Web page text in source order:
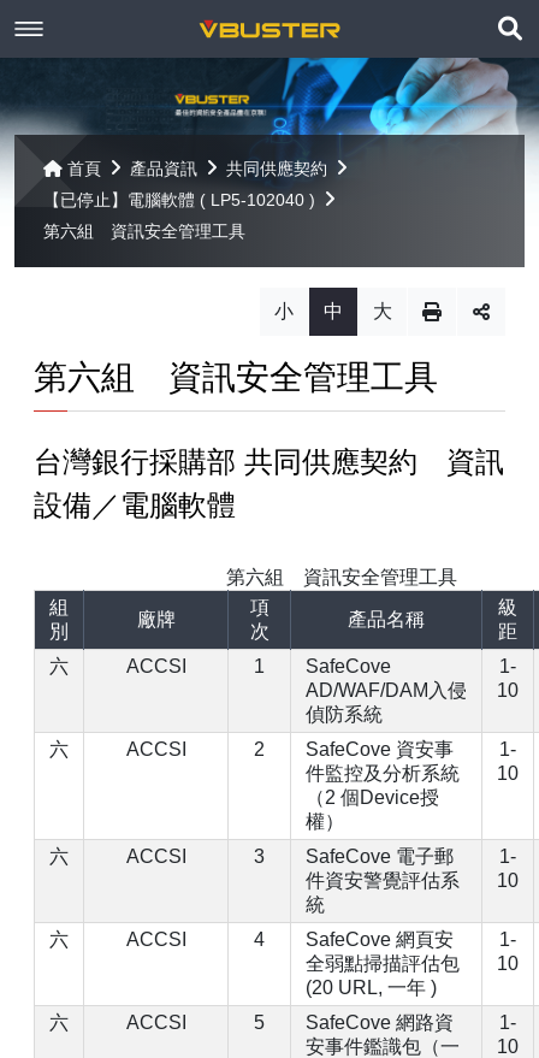
開
聯絡我們
最新消息
線上報名
產品資訊
Paragon
Open-E JovianDSS
Open-E DSS V7
Open-E DSS V7 SOHO
共同供應契約
【已停止】電腦軟體 ( LP5-102040 )
【已停止】電腦週邊設備 ( LP5-102072 )
【已停止】電腦設備用品 ( LP5-102073 )
客戶服務
網站導覽
首頁 產品資訊
共同供應契約
【已停止】電腦軟體 ( LP5-102040 )
第六組 資訊安全管理工具
小 中 大
第六組 資訊安全管理工具
台灣銀行採購部 共同供應契約 資訊
設備／電腦軟體
第六組 資訊安全管理工具
組
別
廠牌
項
次
產品名稱
級
距
六
ACCSI 1
SafeCove
AD/WAF/DAM入侵
偵防系統
1-
10
六 ACCSI 2
SafeCove 資安事
件監控及分析系統
（2 個Device授
權）
1-
10
六 ACCSI 3
SafeCove 電子郵
件資安警覺評估系
統
1-
10
六 ACCSI 4
SafeCove 網頁安
全弱點掃描評估包
(20 URL, 一年 )
1-
10
六 ACCSI 5
SafeCove 網路資
安事件鑑識包（一
1-
10